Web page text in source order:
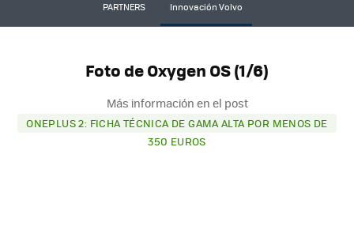
PARTNERS Innovación Volvo
Foto de Oxygen OS (1/6)
Más información en el post
ONEPLUS 2: FICHA TÉCNICA DE GAMA ALTA POR MENOS DE
350 EUROS